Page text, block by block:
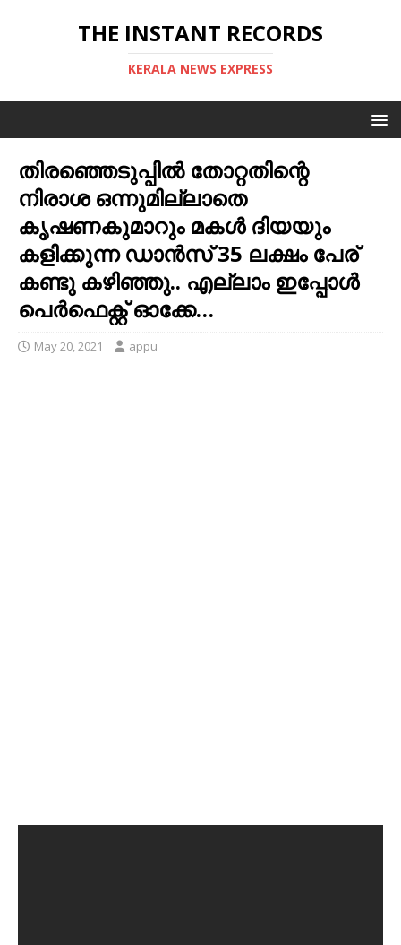
THE INSTANT RECORDS
KERALA NEWS EXPRESS
തിരഞ്ഞെടുപ്പില്‍ തോറ്റതിന്റെ
നിരാശ ഒന്നുമില്ലാതെ
കൃഷണകുമാറും മകള്‍ ദിയയും
കളിക്കുന്ന ഡാന്‍സ് 35 ലക്ഷം പേര്
കണ്ടു കഴിഞ്ഞു.. എല്ലാം ഇപ്പോള്‍
പെര്‍ഫെക്റ്റ്‌ ഓക്കേ…
May 20, 2021 appu